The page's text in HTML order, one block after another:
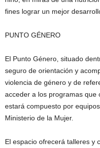
fines lograr un mejor
PUNTO GÉNERO
El Punto Género, situado
seguro de orientación y
violencia de género y de
acceder a los programas que
estará compuesto por
Ministerio de la Mujer.
El espacio ofrecerá talleres y